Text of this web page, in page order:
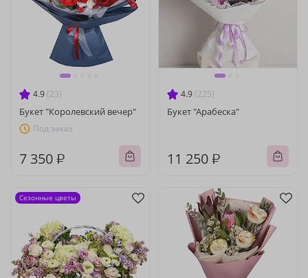
4.9 (23)
Букет "Королевский вечер"
Под заказ
7 350 ₽
4.9 (225)
Букет "Арабеска"
11 250 ₽
Сезонные цветы